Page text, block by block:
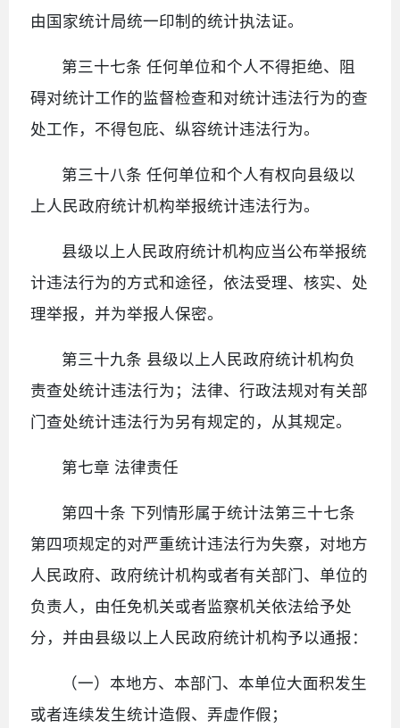
由国家统计局统一印制的统计执法证。
第三十七条 任何单位和个人不得拒绝、阻
碍对统计工作的监督检查和对统计违法行为的查
处工作，不得包庇、纵容统计违法行为。
第三十八条 任何单位和个人有权向县级以
上人民政府统计机构举报统计违法行为。
县级以上人民政府统计机构应当公布举报统
计违法行为的方式和途径，依法受理、核实、处
理举报，并为举报人保密。
第三十九条 县级以上人民政府统计机构负
责查处统计违法行为；法律、行政法规对有关部
门查处统计违法行为另有规定的，从其规定。
第七章 法律责任
第四十条 下列情形属于统计法第三十七条
第四项规定的对严重统计违法行为失察，对地方
人民政府、政府统计机构或者有关部门、单位的
负责人，由任免机关或者监察机关依法给予处
分，并由县级以上人民政府统计机构予以通报：
（一）本地方、本部门、本单位大面积发生
或者连续发生统计造假、弄虚作假；